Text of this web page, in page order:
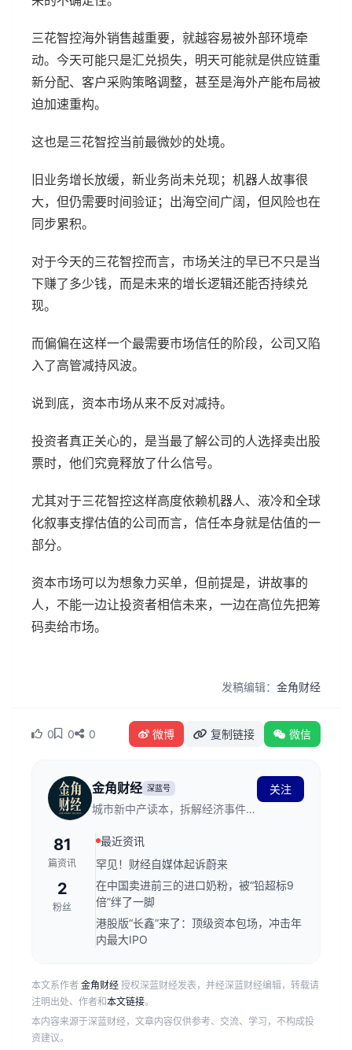
三花智控海外销售越重要，就越容易被外部环境牵
动。今天可能只是汇兑损失，明天可能就是供应链重
新分配、客户采购策略调整，甚至是海外产能布局被
迫加速重构。
这也是三花智控当前最微妙的处境。
旧业务增长放缓，新业务尚未兑现；机器人故事很
大，但仍需要时间验证；出海空间广阔，但风险也在
同步累积。
对于今天的三花智控而言，市场关注的早已不只是当
下赚了多少钱，而是未来的增长逻辑还能否持续兑
现。
而偏偏在这样一个最需要市场信任的阶段，公司又陷
入了高管减持风波。
说到底，资本市场从来不反对减持。
投资者真正关心的，是当最了解公司的人选择卖出股
票时，他们究竟释放了什么信号。
尤其对于三花智控这样高度依赖机器人、液冷和全球
化叙事支撑估值的公司而言，信任本身就是估值的一
部分。
资本市场可以为想象力买单，但前提是，讲故事的
人，不能一边让投资者相信未来，一边在高位先把筹
码卖给市场。
发稿编辑： 金角财经
0 0 0 微博 复制链接 微信
金角财经 深蓝号
城市新中产读本，拆解经济事件背
关注
81
篇资讯
2
粉丝
最近资讯
罕见！财经自媒体起诉蔚来
在中国卖进前三的进口奶粉，被“铅超标9
倍”绊了一脚
港股版“长鑫”来了：顶级资本包场，冲击年
内最大IPO
本文系作者 金角财经 授权深蓝财经发表，并经深蓝财经编辑，转载请
注明出处、作者和本文链接。
本内容来源于深蓝财经，文章内容仅供参考、交流、学习，不构成投
资建议。